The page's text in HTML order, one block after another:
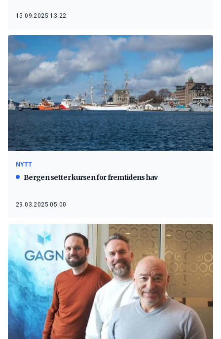
15.09.2025 13:22
NYTT
Bergen setter kursen for fremtidens hav
29.03.2025 05:00